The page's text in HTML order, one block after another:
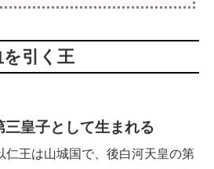
引く王
三皇子として生まれる
仁王は山城国で、後白河天皇の第